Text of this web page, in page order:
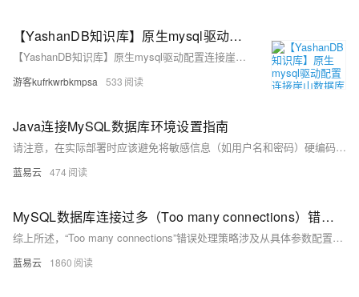
【YashanDB知识库】原生mysql驱动配置连接崖山数据库
【YashanDB知识库】原生mysql驱动配置连接崖山数据库
游客kufrkwrbkmpsa 533
Java连接MySQL数据库环境设置指南
请注意，在实际部署时应该避免将敏感信息（如用户名和密码）硬编码在源码文件里面；应该使用配置文件或者环境变量等更为安全可靠地方式管理这些信息。此外，在处理大量数据时考虑使用PreparedStatement而不是Statement可以提高性能并防止SQL注入攻击；同时也要注意正确处理异常情况，并且确保所有打开过得资源都被正确关闭释放掉以防止内存泄漏等问题发生。
蓝易云 474
MySQL数据库连接过多（Too many connections）错误处理策略
综上所述，“Too many connections”错误处理策略涉及从具体参数配置到代码层面再到系统与架构设计全方位考量与改进。每项措施都需根据具体环境进行定制化调整，并且在执行任何变更前建议先行测试评估可能带来影响。
蓝易云 1860